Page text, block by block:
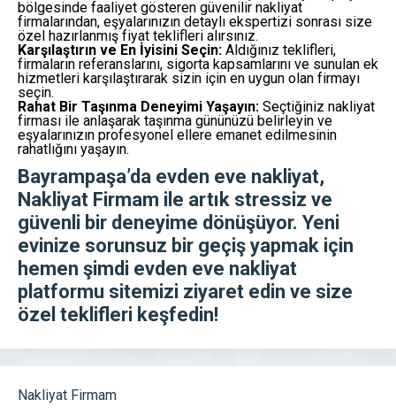
bölgesinde faaliyet gösteren güvenilir nakliyat
firmalarından, eşyalarınızın detaylı ekspertizi sonrası size
özel hazırlanmış fiyat teklifleri alırsınız.
Karşılaştırın ve En İyisini Seçin: Aldığınız teklifleri,
firmaların referanslarını, sigorta kapsamlarını ve sunulan ek
hizmetleri karşılaştırarak sizin için en uygun olan firmayı
seçin.
Rahat Bir Taşınma Deneyimi Yaşayın: Seçtiğiniz nakliyat
firması ile anlaşarak taşınma gününüzü belirleyin ve
eşyalarınızın profesyonel ellere emanet edilmesinin
rahatlığını yaşayın.
Bayrampaşa’da evden eve nakliyat,
Nakliyat Firmam ile artık stressiz ve
güvenli bir deneyime dönüşüyor. Yeni
evinize sorunsuz bir geçiş yapmak için
hemen şimdi evden eve nakliyat
platformu sitemizi ziyaret edin ve size
özel teklifleri keşfedin!
Nakliyat Firmam